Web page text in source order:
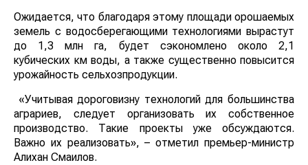
Ожидается, что благодаря этому площади орошаемых
земель с водосберегающими технологиями вырастут
до 1,3 млн га, будет сэкономлено около 2,1
кубических км воды, а также существенно повысится
урожайность сельхозпродукции.
«Учитывая дороговизну технологий для большинства
аграриев, следует организовать их собственное
производство. Такие проекты уже обсуждаются.
Важно их реализовать», – отметил премьер-министр
Алихан Смаилов.